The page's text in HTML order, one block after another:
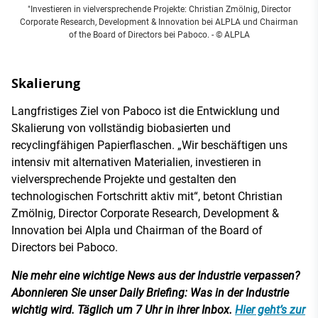
"Investieren in vielversprechende Projekte: Christian Zmölnig, Director
Corporate Research, Development & Innovation bei ALPLA und Chairman
of the Board of Directors bei Paboco. - © ALPLA
Skalierung
Langfristiges Ziel von Paboco ist die Entwicklung und
Skalierung von vollständig biobasierten und
recyclingfähigen Papierflaschen. „Wir beschäftigen uns
intensiv mit alternativen Materialien, investieren in
vielversprechende Projekte und gestalten den
technologischen Fortschritt aktiv mit“, betont Christian
Zmölnig, Director Corporate Research, Development &
Innovation bei Alpla und Chairman of the Board of
Directors bei Paboco.
Nie mehr eine wichtige News aus der Industrie verpassen?
Abonnieren Sie unser Daily Briefing: Was in der Industrie
wichtig wird. Täglich um 7 Uhr in ihrer Inbox. Hier geht’s zur